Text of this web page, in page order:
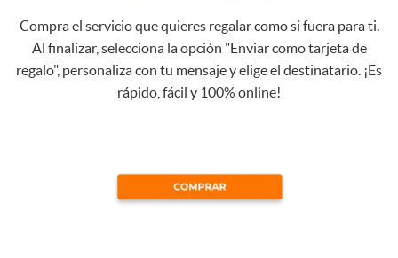
Compra el servicio que quieres regalar como si fuera para ti.
Al finalizar, selecciona la opción "Enviar como tarjeta de
regalo", personaliza con tu mensaje y elige el destinatario. ¡Es
rápido, fácil y 100% online!